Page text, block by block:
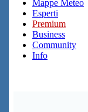
Mappe Meteo
Esperti
Premium
Business
Community
Info